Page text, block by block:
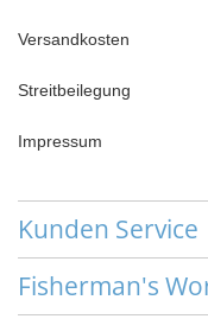
Versandkosten
Streitbeilegung
Impressum
Kunden Service
Fisherman's